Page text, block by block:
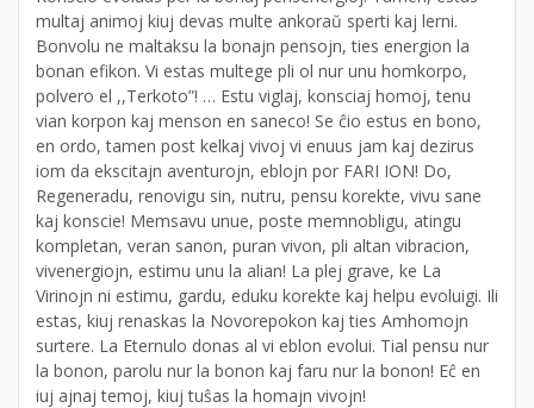
multaj animoj kiuj devas multe ankoraŭ sperti kaj lerni.
Bonvolu ne maltaksu la bonajn pensojn, ties energion la
bonan efikon. Vi estas multege pli ol nur unu homkorpo,
polvero el ,,Terkoto”! … Estu viglaj, konsciaj homoj, tenu
vian korpon kaj menson en saneco! Se ĉio estus en bono,
en ordo, tamen post kelkaj vivoj vi enuus jam kaj dezirus
iom da ekscitajn aventurojn, eblojn por FARI ION! Do,
Regeneradu, renovigu sin, nutru, pensu korekte, vivu sane
kaj konscie! Memsavu unue, poste memnobligu, atingu
kompletan, veran sanon, puran vivon, pli altan vibracion,
vivenergiojn, estimu unu la alian! La plej grave, ke La
Virinojn ni estimu, gardu, eduku korekte kaj helpu evoluigi. Ili
estas, kiuj renaskas la Novorepokon kaj ties Amhomojn
surtere. La Eternulo donas al vi eblon evolui. Tial pensu nur
la bonon, parolu nur la bonon kaj faru nur la bonon! Eĉ en
iuj ajnaj temoj, kiuj tuŝas la homajn vivojn!